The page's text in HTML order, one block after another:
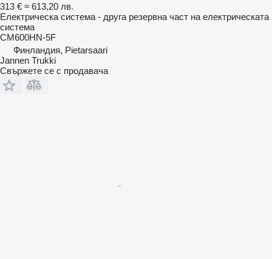
313 € ≈ 613,20 лв.
Електрическа система - друга резервна част на електрическата
система
CM600HN-5F
Финландия, Pietarsaari
Jannen Trukki
Свържете се с продавача